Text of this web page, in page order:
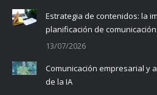
Estrategia de contenidos: la
planificación de comunicación
13/07/2026
Comunicación empresarial y
de la IA